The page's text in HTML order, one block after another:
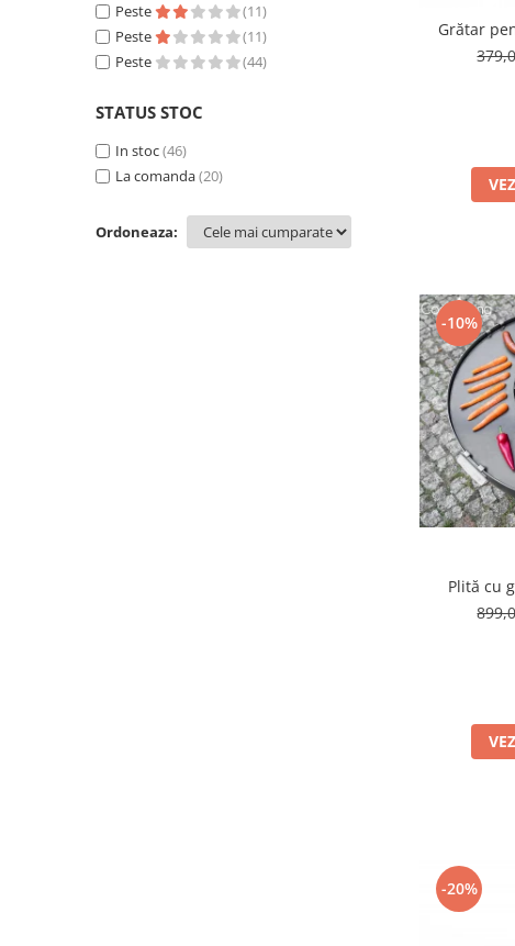
Peste
(11)
Peste
(11)
Peste
(44)
STATUS STOC
In stoc(46)
La comanda(20)
Ordoneaza:
Grătar
-10%
Plită cu
-20%